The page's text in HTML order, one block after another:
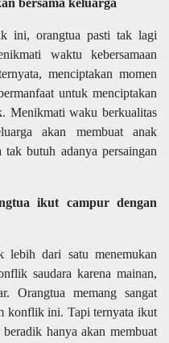
bersama keluarga
ini, orangtua pasti tak lagi
waktu kebersamaan
menciptakan momen
untuk menciptakan
Menikmati waku berkualitas
akan membuat anak
butuh adanya persaingan
ikut campur dengan
lebih dari satu menemukan
saudara karena mainan,
Orangtua memang sangat
konflik ini. Tapi ternyata ikut
hanya akan membuat